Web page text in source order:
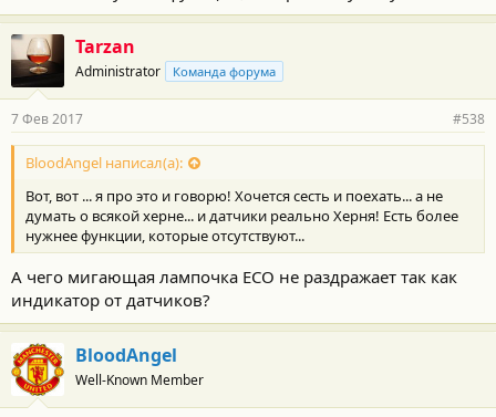
ИМХО. Есть нужные функции, есть не нужные... ну добавляли
бы говно всякое когда все нужное есть. Нет же...
Все высказался о новинке
Tarzan
Administrator Команда форума
7 Фев 2017 #538
BloodAngel написал(а):
Вот, вот ... я про это и говорю! Хочется сесть и поехать... а не
думать о всякой херне... и датчики реально Херня! Есть более
нужнее функции, которые отсутствуют...
А чего мигающая лампочка ECO не раздражает так как
индикатор от датчиков?
BloodAngel
Well-Known Member